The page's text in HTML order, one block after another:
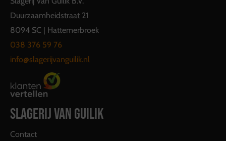
Duurzaamheidstraat 21
8094 SC | Hattemerbroek
038 376 59 76
info@slagerijvanguilik.nl
SLAGERIJ VAN GUILIK
Contact